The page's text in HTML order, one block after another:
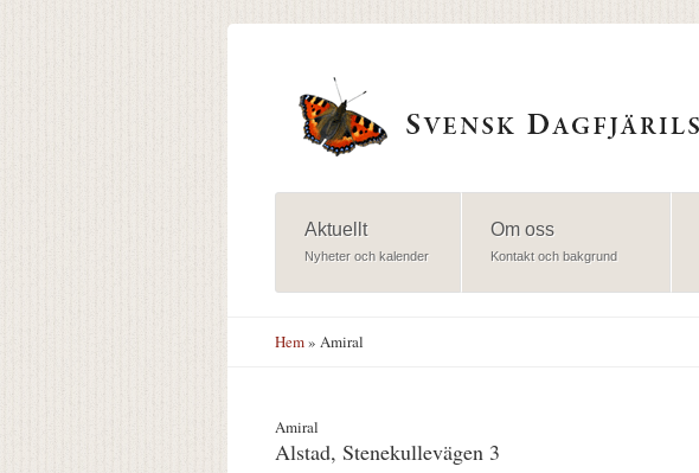
Aktuellt
Nyheter och kalender
Om oss
Kontakt och bakgrund
Hem» Amiral
Amiral
Alstad, Stenekullevägen 3